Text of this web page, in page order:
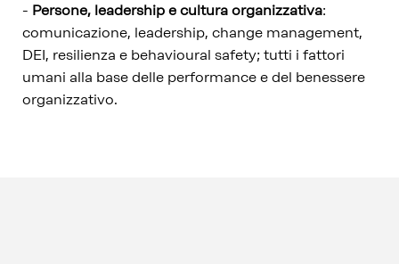
- Persone, leadership e cultura organizzativa:
comunicazione, leadership, change management,
DEI, resilienza e behavioural safety; tutti i fattori
umani alla base delle performance e del benessere
organizzativo.